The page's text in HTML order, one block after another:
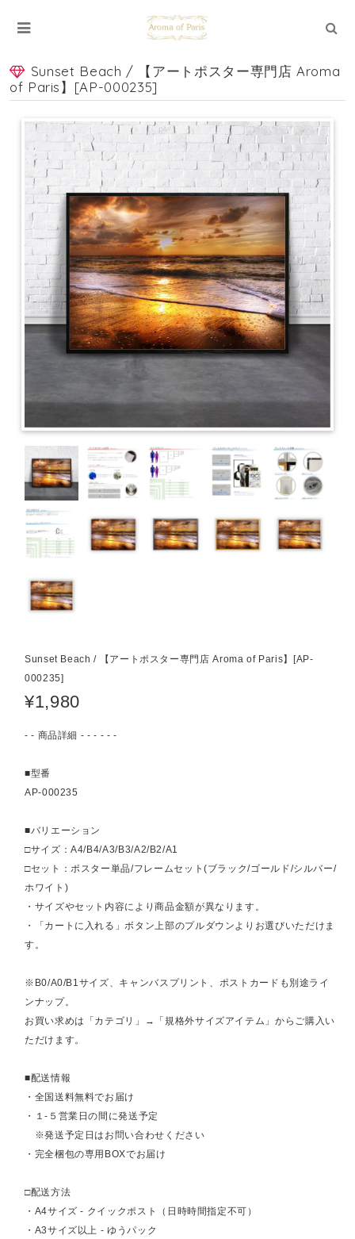
Sunset Beach / 【アートポスター専門店 Aroma
of Paris】[AP-000235]
Sunset Beach / 【アートポスター専門店 Aroma of Paris】[AP-
000235]
¥1,980
- - 商品詳細 - - - - - -
■型番
AP-000235
■バリエーション
□サイズ：A4/B4/A3/B3/A2/B2/A1
□セット：ポスター単品/フレームセット(ブラック/ゴールド/シルバー/
ホワイト)
・サイズやセット内容により商品金額が異なります。
・「カートに入れる」ボタン上部のプルダウンよりお選びいただけま
す。
※B0/A0/B1サイズ、キャンバスプリント、ポストカードも別途ライ
ンナップ。
お買い求めは「カテゴリ」→「規格外サイズアイテム」からご購入い
ただけます。
■配送情報
・全国送料無料でお届け
・１-５営業日の間に発送予定
※発送予定日はお問い合わせください
・完全梱包の専用BOXでお届け
□配送方法
・A4サイズ - クイックポスト（日時時間指定不可）
・A3サイズ以上 - ゆうパック